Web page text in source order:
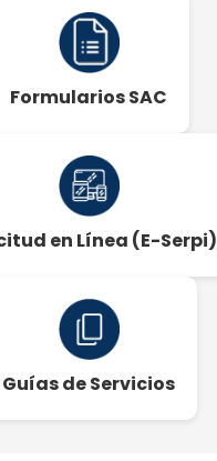
Formularios SAC
en Línea (E-Serpi)
Guías de Servicios